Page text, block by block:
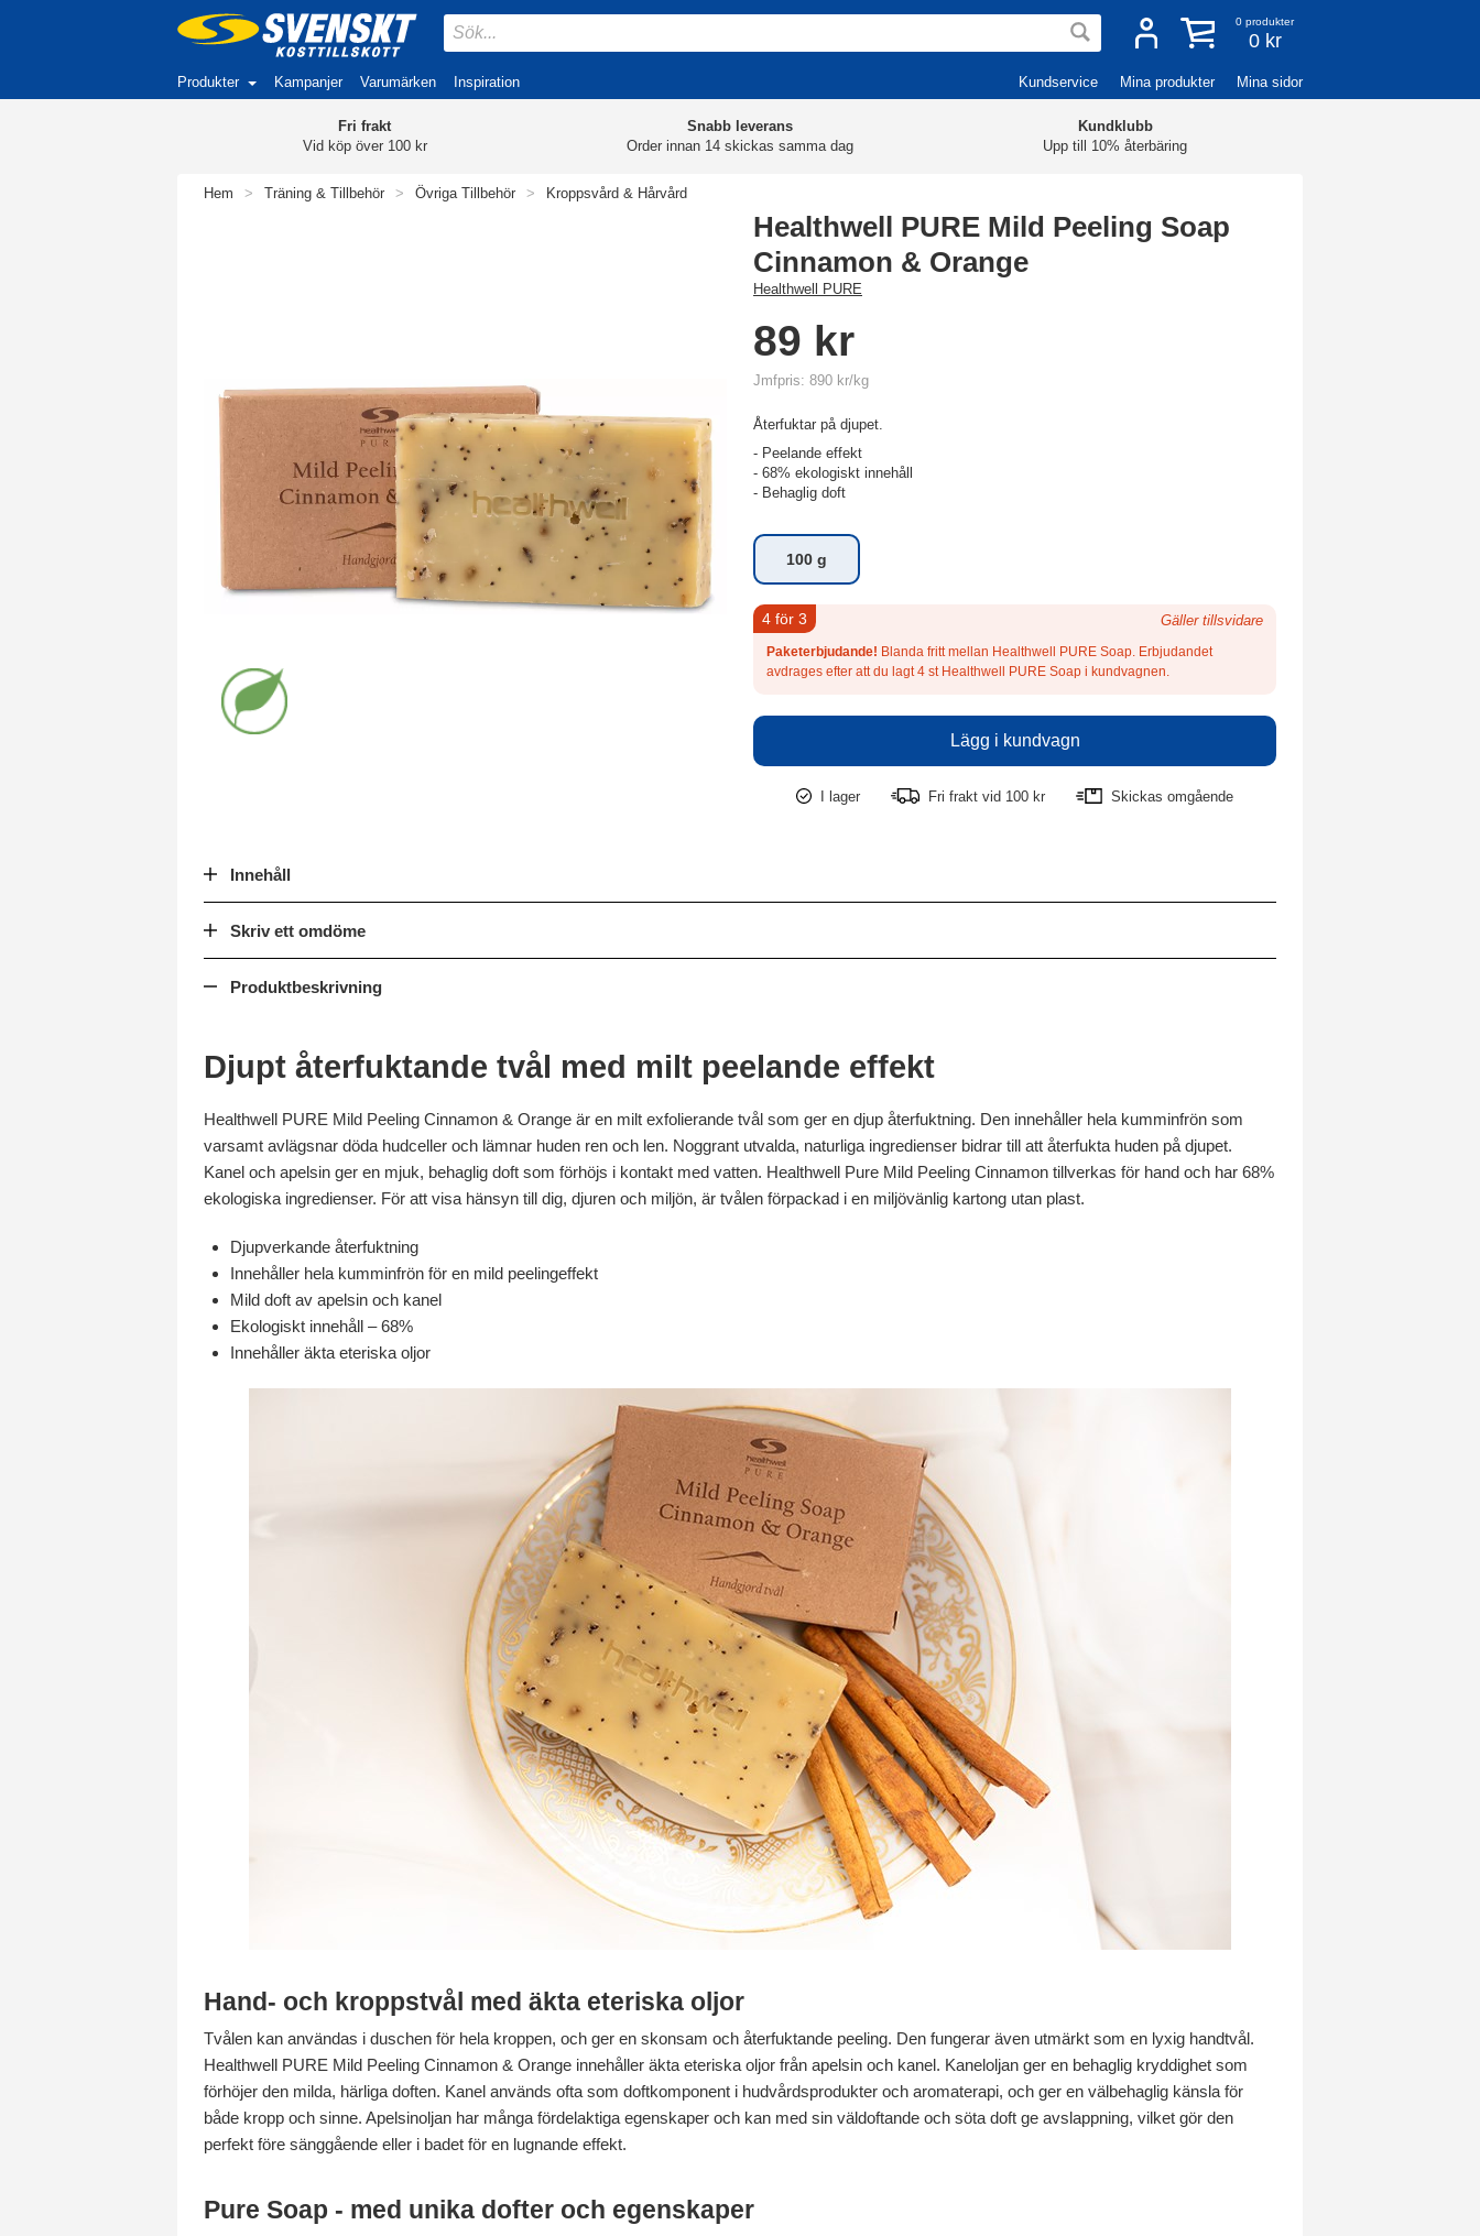
0 produkter
0 kr
Produkter Kampanjer Varumärken Inspiration Kundservice Mina produkter Mina sidor
Fri frakt
Vid köp över 100 kr
Snabb leverans
Order innan 14 skickas samma dag
Kundklubb
Upp till 10% återbäring
Hem > Träning & Tillbehör > Övriga Tillbehör > Kroppsvård & Hårvård
Healthwell PURE Mild Peeling Soap
Cinnamon & Orange
Healthwell PURE
89 kr
Jmfpris: 890 kr/kg
Återfuktar på djupet.
- Peelande effekt
- 68% ekologiskt innehåll
- Behaglig doft
100 g
4 för 3 Gäller tillsvidare
Paketerbjudande! Blanda fritt mellan Healthwell PURE Soap. Erbjudandet
avdrages efter att du lagt 4 st Healthwell PURE Soap i kundvagnen.
I lager Fri frakt vid 100 kr Skickas omgående
Innehåll
Skriv ett omdöme
Produktbeskrivning
Djupt återfuktande tvål med milt peelande effekt
Healthwell PURE Mild Peeling Cinnamon & Orange är en milt exfolierande tvål som ger en djup återfuktning. Den innehåller hela kumminfrön som
varsamt avlägsnar döda hudceller och lämnar huden ren och len. Noggrant utvalda, naturliga ingredienser bidrar till att återfukta huden på djupet.
Kanel och apelsin ger en mjuk, behaglig doft som förhöjs i kontakt med vatten. Healthwell Pure Mild Peeling Cinnamon tillverkas för hand och har 68%
ekologiska ingredienser. För att visa hänsyn till dig, djuren och miljön, är tvålen förpackad i en miljövänlig kartong utan plast.
Djupverkande återfuktning
Innehåller hela kumminfrön för en mild peelingeffekt
Mild doft av apelsin och kanel
Ekologiskt innehåll – 68%
Innehåller äkta eteriska oljor
Hand- och kroppstvål med äkta eteriska oljor
Tvålen kan användas i duschen för hela kroppen, och ger en skonsam och återfuktande peeling. Den fungerar även utmärkt som en lyxig handtvål.
Healthwell PURE Mild Peeling Cinnamon & Orange innehåller äkta eteriska oljor från apelsin och kanel. Kaneloljan ger en behaglig kryddighet som
förhöjer den milda, härliga doften. Kanel används ofta som doftkomponent i hudvårdsprodukter och aromaterapi, och ger en välbehaglig känsla för
både kropp och sinne. Apelsinoljan har många fördelaktiga egenskaper och kan med sin väldoftande och söta doft ge avslappning, vilket gör den
perfekt före sänggående eller i badet för en lugnande effekt.
Pure Soap - med unika dofter och egenskaper